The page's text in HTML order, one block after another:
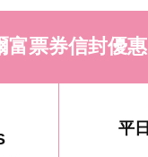
富票券信封優惠
平日